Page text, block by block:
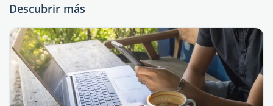
Descubrir más